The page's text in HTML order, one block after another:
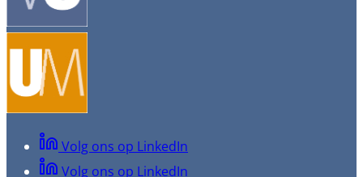
Volg ons op LinkedIn
Volg ons op LinkedIn